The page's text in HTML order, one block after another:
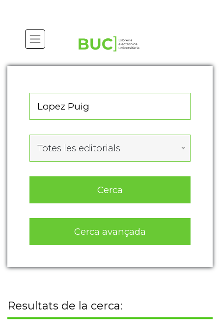
Totes les editorials
Cerca
Cerca avançada
Resultats de la cerca: